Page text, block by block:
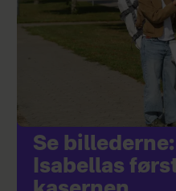
Se
Isabellas